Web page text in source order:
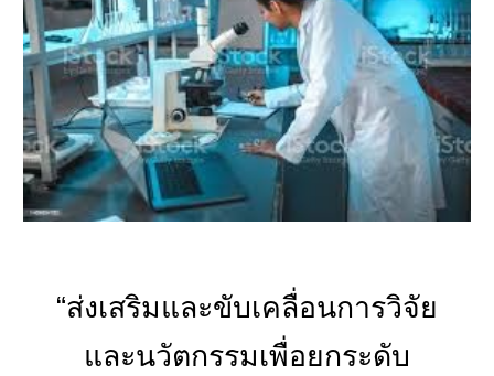
“ส่งเสริมและขับเคลื่อนการวิจัย
และนวัตกรรมเพื่อยกระดับ